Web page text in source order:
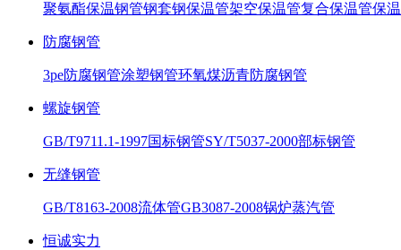
聚氨酯保温钢管钢套钢保温管架空保温管复合保温管保
防腐钢管
3pe防腐钢管涂塑钢管环氧煤沥青防腐钢管
螺旋钢管
GB/T9711.1-1997国标钢管SY/T5037-2000部标钢管
无缝钢管
GB/T8163-2008流体管GB3087-2008锅炉蒸汽管
恒诚实力